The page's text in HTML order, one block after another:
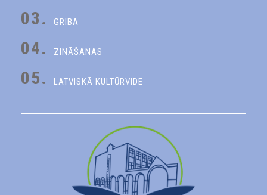
03. GRIBA
04. ZINĀŠANAS
05. LATVISKĀ KULTŪRVIDE